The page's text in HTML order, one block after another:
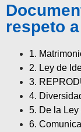
respeto
1.
2. Ley de
3.
4.
5. De la
6.